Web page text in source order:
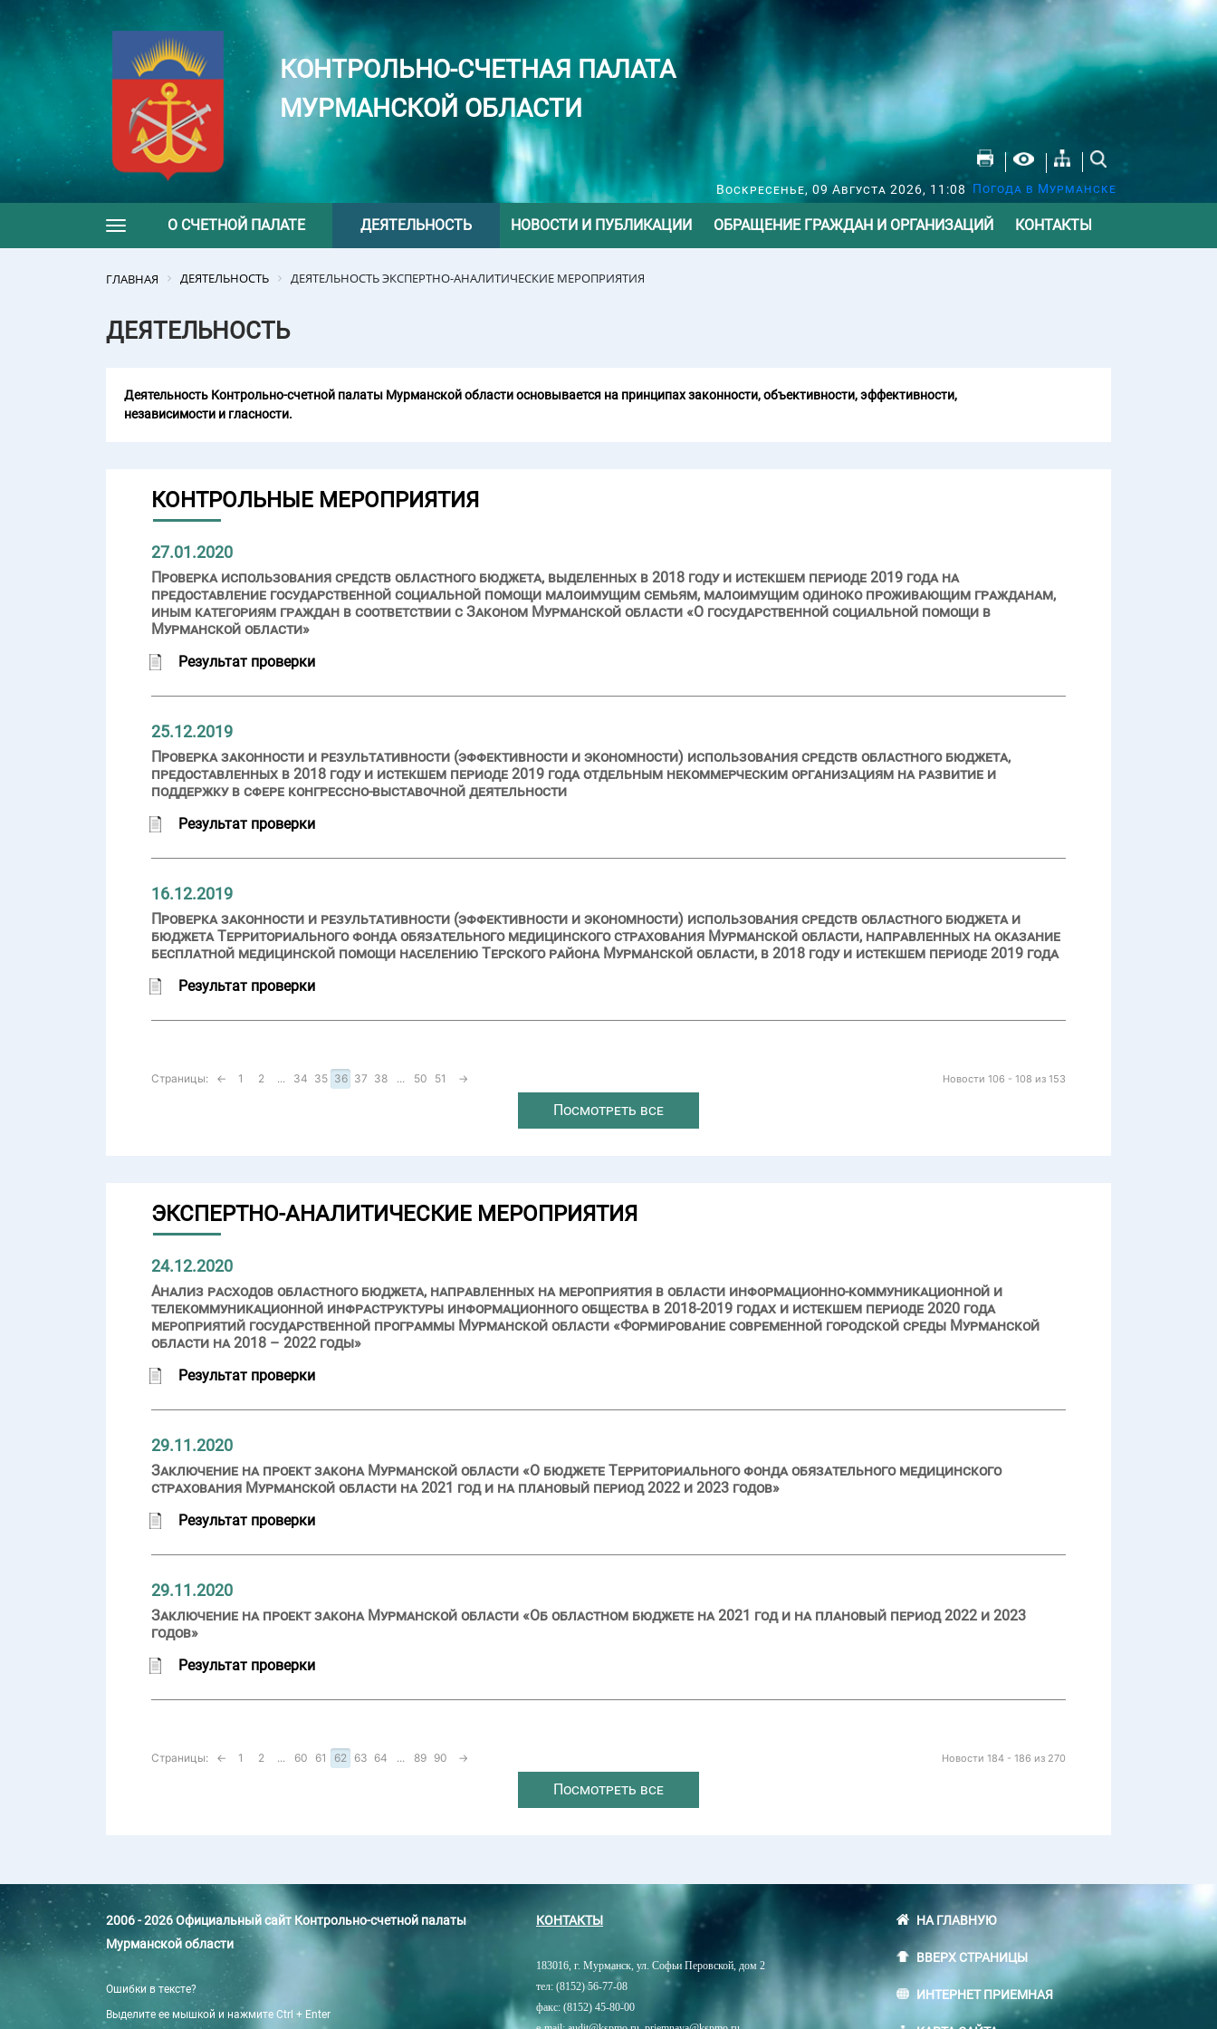
КОНТРОЛЬНО-СЧЕТНАЯ ПАЛАТА
МУРМАНСКОЙ ОБЛАСТИ
Воскресенье, 09 Августа 2026, 11:08 Погода в Мурманске
Toggle navigation
О СЧЕТНОЙ ПАЛАТЕ ДЕЯТЕЛЬНОСТЬ НОВОСТИ И ПУБЛИКАЦИИ ОБРАЩЕНИЕ ГРАЖДАН И ОРГАНИЗАЦИЙ КОНТАКТЫ
ГЛАВНАЯ ДЕЯТЕЛЬНОСТЬ ДЕЯТЕЛЬНОСТЬ ЭКСПЕРТНО-АНАЛИТИЧЕСКИЕ МЕРОПРИЯТИЯ
ДЕЯТЕЛЬНОСТЬ
Деятельность Контрольно-счетной палаты Мурманской области основывается на принципах законности, объективности, эффективности,
независимости и гласности.
КОНТРОЛЬНЫЕ МЕРОПРИЯТИЯ
27.01.2020
Проверка использования средств областного бюджета, выделенных в 2018 году и истекшем периоде 2019 года на
предоставление государственной социальной помощи малоимущим семьям, малоимущим одиноко проживающим гражданам,
иным категориям граждан в соответствии с Законом Мурманской области «О государственной социальной помощи в
Мурманской области»
Результат проверки
25.12.2019
Проверка законности и результативности (эффективности и экономности) использования средств областного бюджета,
предоставленных в 2018 году и истекшем периоде 2019 года отдельным некоммерческим организациям на развитие и
поддержку в сфере конгрессно-выставочной деятельности
Результат проверки
16.12.2019
Проверка законности и результативности (эффективности и экономности) использования средств областного бюджета и
бюджета Территориального фонда обязательного медицинского страхования Мурманской области, направленных на оказание
бесплатной медицинской помощи населению Терского района Мурманской области, в 2018 году и истекшем периоде 2019 года
Результат проверки
Новости 106 - 108 из 153
Страницы: ← 1 2 ... 34 35 36 37 38 ... 50 51 →
Посмотреть все
ЭКСПЕРТНО-АНАЛИТИЧЕСКИЕ МЕРОПРИЯТИЯ
24.12.2020
Анализ расходов областного бюджета, направленных на мероприятия в области информационно-коммуникационной и
телекоммуникационной инфраструктуры информационного общества в 2018-2019 годах и истекшем периоде 2020 года
мероприятий государственной программы Мурманской области «Формирование современной городской среды Мурманской
области на 2018 – 2022 годы»
Результат проверки
29.11.2020
Заключение на проект закона Мурманской области «О бюджете Территориального фонда обязательного медицинского
страхования Мурманской области на 2021 год и на плановый период 2022 и 2023 годов»
Результат проверки
29.11.2020
Заключение на проект закона Мурманской области «Об областном бюджете на 2021 год и на плановый период 2022 и 2023
годов»
Результат проверки
Новости 184 - 186 из 270
Страницы: ← 1 2 ... 60 61 62 63 64 ... 89 90 →
Посмотреть все
2006 - 2026 Официальный сайт Контрольно-счетной палаты
Мурманской области
Ошибки в тексте?
Выделите ее мышкой и нажмите Ctrl + Enter
КОНТАКТЫ
183016, г. Мурманск, ул. Софьи Перовской, дом 2
тел: (8152) 56-77-08
факс: (8152) 45-80-00
НА ГЛАВНУЮ
ВВЕРХ СТРАНИЦЫ
ИНТЕРНЕТ ПРИЕМНАЯ